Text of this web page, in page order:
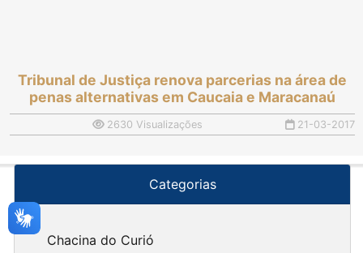
Tribunal de Justiça renova parcerias na área de
penas alternativas em Caucaia e Maracanaú
2630 Visualizações 21-03-2017
Categorias
Chacina do Curió